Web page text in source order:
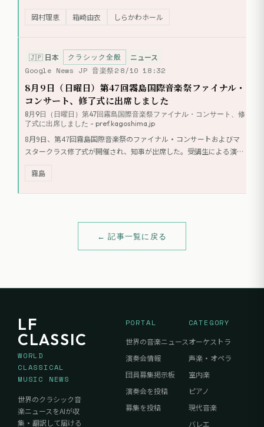
象に、エントランスとピロティを開放して行われる無料のコンサー
ト。出演は「全力トリオ」（岡村理恵、箱崎由衣、柿野明音）とゲス
岡村理恵 箱崎由衣 しらかわホール
🇯🇵 日本 クラシック全般 ニュース
Google News JP 音楽祭2 8/10 18:32
8月9日（日曜日）第47回霧島国際音楽祭ファイナル・
コンサート、修了式に出席しました
8月9日（日曜日）第47回霧島国際音楽祭ファイナル・コンサート、修
了式に出席しました - pref.kagoshima.jp
8月9日、第47回霧島国際音楽祭のファイナル・コンサートおよびマ
スタークラス修了式が開催され、知事が出席した。受講生による演奏
が行われ、音楽祭の成果が披露された。また、今回が古楽音楽祭とし
ての最後の開催となることが言及された。
霧島
← 記事一覧に戻る
LF
CLASSIC
WORLD
CLASSICAL
MUSIC NEWS
世界のクラシック音
楽ニュースをAIが収
集・翻訳して届ける
PORTAL
世界の音楽ニュース
演奏会情報
団員募集掲示板
演奏会を投稿
募集を投稿
CATEGORY
オーケストラ
声楽・オペラ
室内楽
ピアノ
現代音楽
バレエ